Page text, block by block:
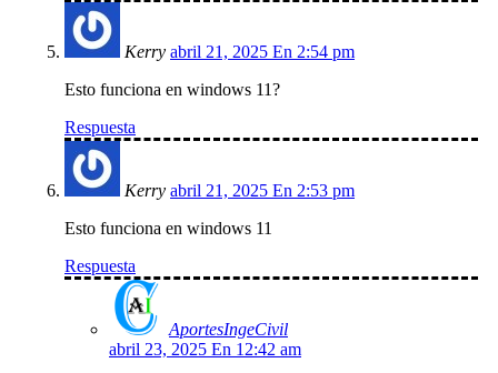
Kerry abril 21, 2025 En 2:54 pm
Esto funciona en windows 11?
Respuesta
Kerry abril 21, 2025 En 2:53 pm
Esto funciona en windows 11
Respuesta
AportesIngeCivil
abril 23, 2025 En 12:42 am